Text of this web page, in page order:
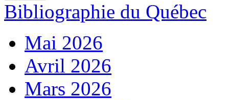
Bibliographie du Québec
Mai 2026
Avril 2026
Mars 2026